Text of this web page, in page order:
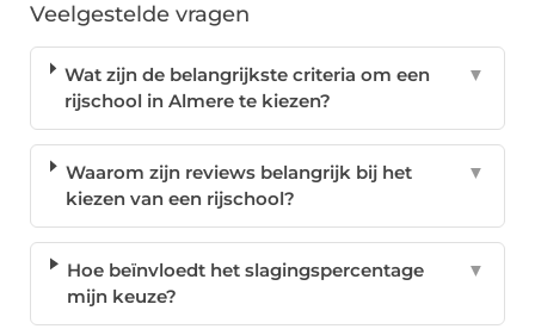
Veelgestelde vragen
Wat zijn de belangrijkste criteria om een
rijschool in Almere te kiezen?
▼
Waarom zijn reviews belangrijk bij het
kiezen van een rijschool?
▼
Hoe beïnvloedt het slagingspercentage
mijn keuze?
▼